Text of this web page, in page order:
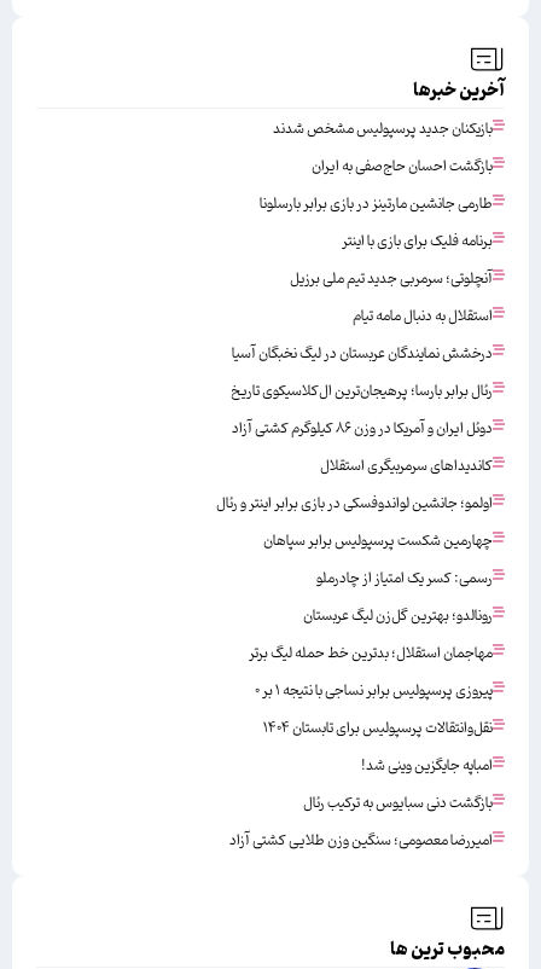
آخرین خبرها
بازیکنان جدید پرسپولیس مشخص شدند
بازگشت احسان حاج‌صفی به ایران
طارمی جانشین مارتینز در بازی برابر بارسلونا
برنامه فلیک برای بازی با اینتر
آنچلوتی؛ سرمربی جدید تیم ملی برزیل
استقلال به دنبال مامه تیام
درخشش نمایندگان عربستان در لیگ نخبگان آسیا
رئال برابر بارسا؛ پرهیجان‌‌ترین ال‌کلاسیکوی تاریخ
دوئل ایران و آمریکا در وزن ۸۶ کیلوگرم کشتی آزاد
کاندیداهای سرمربیگری استقلال
اولمو؛ جانشین لواندوفسکی در بازی برابر اینتر و رئال
چهارمین شکست پرسپولیس برابر سپاهان
رسمی: کسر یک امتیاز از چادرملو
رونالدو؛ بهترین گل‌زن لیگ عربستان
مهاجمان استقلال؛ بدترین خط حمله لیگ برتر
پیروزی پرسپولیس برابر نساجی با نتیجه ۱ بر ۰
نقل‌وانتقالات پرسپولیس برای تابستان ۱۴۰۴
امباپه جایگزین وینی شد!
بازگشت دنی سبایوس به ترکیب رئال
امیررضا معصومی؛ سنگین وزن طلایی کشتی آزاد
محبوب ترین ها